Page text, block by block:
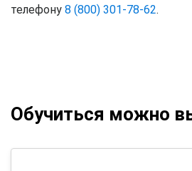
телефону 8 (800) 301-78-62.
Обучиться можно